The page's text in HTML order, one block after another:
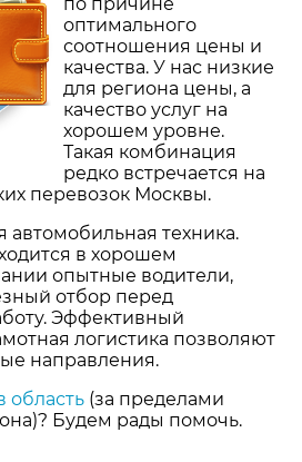
оптимального
соотношения цены и
качества. У нас низкие
для региона цены, а
качество услуг на
хорошем уровне.
Такая комбинация
редко встречается на
перевозок Москвы.
автомобильная техника.
в хорошем
опытные водители,
отбор перед
Эффективный
логистика позволяют
направления.
область (за пределами
Будем рады помочь.